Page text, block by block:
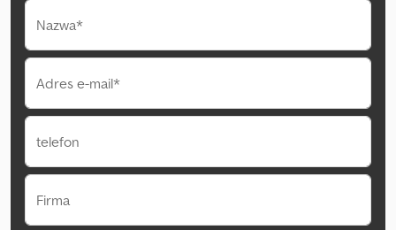
Nazwa*
Adres e-mail*
telefon
Firma